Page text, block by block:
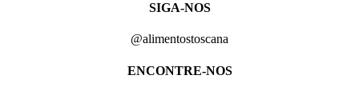
SIGA-NOS
@alimentostoscana
ENCONTRE-NOS